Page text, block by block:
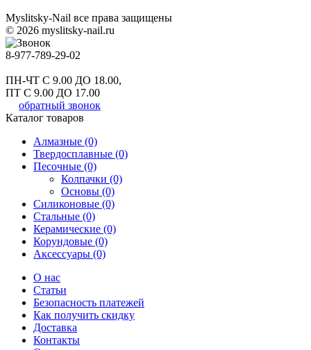
Myslitsky-Nail все права защищены
© 2026 myslitsky-nail.ru
8-977-789-29-02
ПН-ЧТ С 9.00 ДО 18.00,
ПТ С 9.00 ДО 17.00
обратный звонок
Каталог товаров
Алмазные (0)
Твердосплавные (0)
Песочные (0)
Колпачки (0)
Основы (0)
Силиконовые (0)
Стальные (0)
Керамические (0)
Корундовые (0)
Аксессуары (0)
О нас
Статьи
Безопасность платежей
Как получить скидку
Доставка
Контакты